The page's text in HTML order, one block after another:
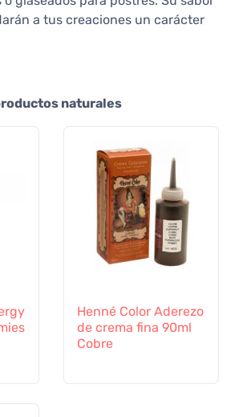
a tus creaciones un carácter
naturales
Henné Color Aderezo
de crema fina 90ml
Cobre